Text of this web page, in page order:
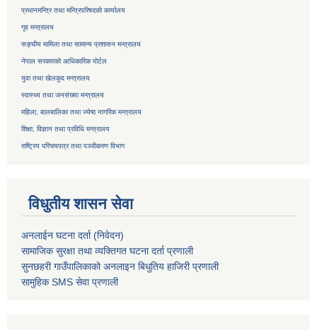
प्रधानमन्त्रि तथा मन्त्रिपरिषदको कार्यालय
गृह मन्त्रालय
सङ्घीय मामिला तथा सामान्य प्रशासन मन्त्रालय
नेपाल सरकारको आधिकारिक पोर्टल
युवा तथा खेलकुद मन्त्रालय
स्वास्थ्य तथा जनसंख्या मन्त्रालय
महिला, बालबालिका तथा ज्येष्ठ नागरिक मन्त्रालय
शिक्षा, विज्ञान तथा प्रविधि मन्त्रालय
राष्ट्रिय परिचयपत्र तथापञ्जीकरण विभाग
विधुतीय शासन सेवा
अनलाईन घटना दर्ता (निवेदन)
सामाजिक सुरक्षा तथा व्यक्तिगत घटना दर्ताप्रणाली
सुनछहरी गाउँपालिकाको अनलाइन बिधुतिय हाजिरी प्रणाली
सामुहिकSMS सेवाप्रणाली